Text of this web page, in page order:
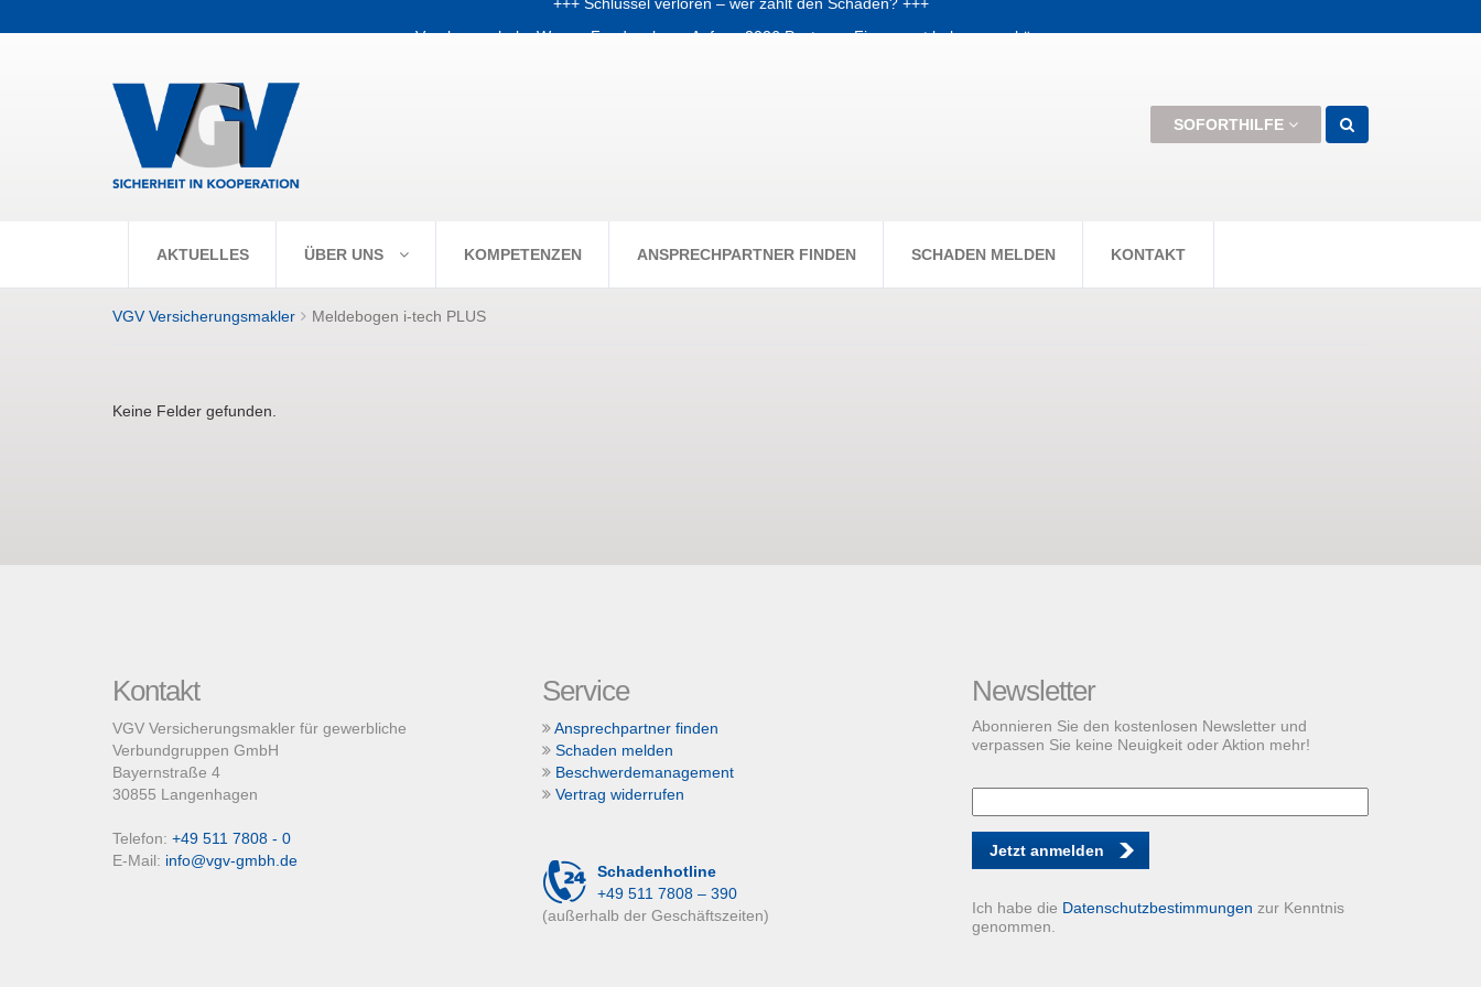
+++ Vorabpauschale: Warum Fondsanleger Anfang 2026 Post vom Finanzamt bekommen können +++
SOFORTHILFE
AKTUELLES ÜBER UNS KOMPETENZEN ANSPRECHPARTNER FINDEN SCHADEN MELDEN KONTAKT
VGV Versicherungsmakler Meldebogen i-tech PLUS
Keine Felder gefunden.
Kontakt
VGV Versicherungsmakler für gewerbliche
Verbundgruppen GmbH
Bayernstraße 4
30855 Langenhagen
Telefon: +49 511 7808 - 0
E-Mail: info@vgv-gmbh.de
Service
Ansprechpartner finden
Schaden melden
Beschwerdemanagement
Vertrag widerrufen
Schadenhotline
+49 511 7808 – 390
(außerhalb der Geschäftszeiten)
Newsletter
Abonnieren Sie den kostenlosen Newsletter und
verpassen Sie keine Neuigkeit oder Aktion mehr!
Jetzt anmelden
Ich habe die Datenschutzbestimmungen zur Kenntnis
genommen.